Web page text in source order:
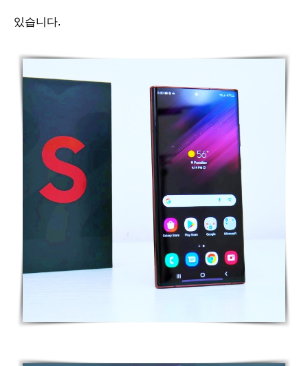
있습니다.